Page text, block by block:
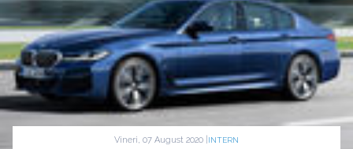
Vineri, 07 August 2020 | INTERN